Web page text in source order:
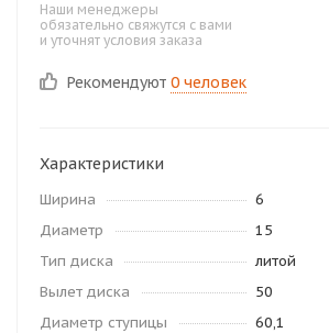
Наши менеджеры
обязательно свяжутся с вами
и уточнят условия заказа
Рекомендуют 0 человек
Характеристики
Ширина
6
Диаметр
15
Тип диска
литой
Вылет диска
50
Диаметр ступицы
60,1